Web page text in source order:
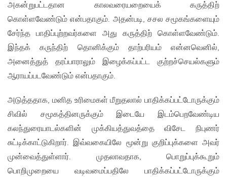
அகன்றுபட்டதான காலவரையறையைக் கருத்திற்
கொள்ளவேண்டும் என்பதாகும். அதன்படி, சசல சமூகங்களையும்
சேர்ந்த பாதிப்புற்றவர்களை அது கருத்திற் கொள்ளவேண்டும்.
இந்தக் கருந்திற் தொனிக்கும் தாற்பரியம் என்னவெனில்,
அனைத்துத் தரப்பாராலும் இழைக்கப்பட்ட குற்றச்செயல்களும்
ஆராயப்படவேண்டும் என்பதாகும்.
அடுத்ததாக, மனித உரிமைகள் மீறுதலால் பாதிக்கப்பட்டோருக்கும்
சிவில் சமூகத்தினருக்கும் இடையே இடம்பெறவேண்டிய
கலந்துரையாடல்களின் முக்கியத்துவத்தை விசேட நிபுணர்
சுட்டிக்காட்டுகிறார். இவ்வகையிலே மூன்று குறிப்புக்களை அவர்
முன்வைத்துள்ளார். முதலாவதாக, பொறுப்புக்கூறும்
பொறிமுறையை வடிவமைப்பதிலே பாதிக்கப்பட்டோருக்கும்